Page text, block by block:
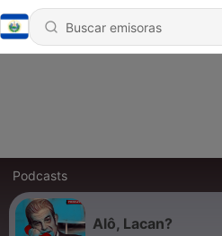
Podcasts
Alô, Lacan?